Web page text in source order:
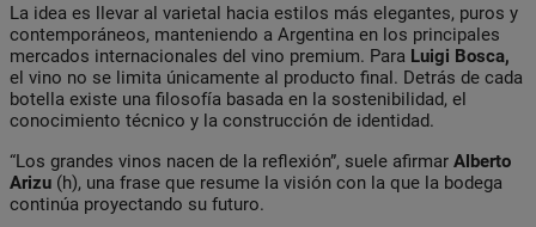
La idea es llevar al varietal hacia estilos más elegantes, puros y
contemporáneos, manteniendo a Argentina en los principales
mercados internacionales del vino premium. Para Luigi Bosca,
el vino no se limita únicamente al producto final. Detrás de cada
botella existe una filosofía basada en la sostenibilidad, el
conocimiento técnico y la construcción de identidad.
“Los grandes vinos nacen de la reflexión”, suele afirmar Alberto
Arizu (h), una frase que resume la visión con la que la bodega
continúa proyectando su futuro.